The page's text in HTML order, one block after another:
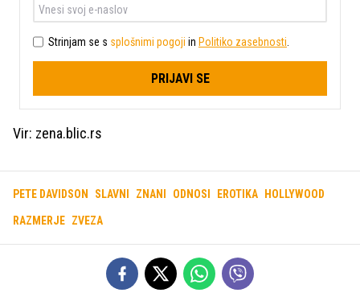
Strinjam se s splošnimi pogoji in Politiko zasebnosti
PRIJAVI SE
Vir: zena.blic.rs
PETE DAVIDSON SLAVNI ZNANI ODNOSI EROTIKA HOLLYWOOD
RAZMERJE ZVEZA